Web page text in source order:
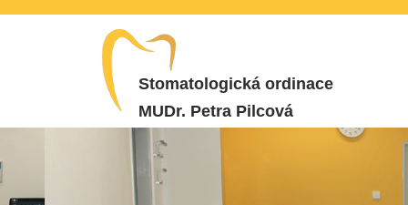
Stomatologická ordinace
MUDr. Petra Pilcová